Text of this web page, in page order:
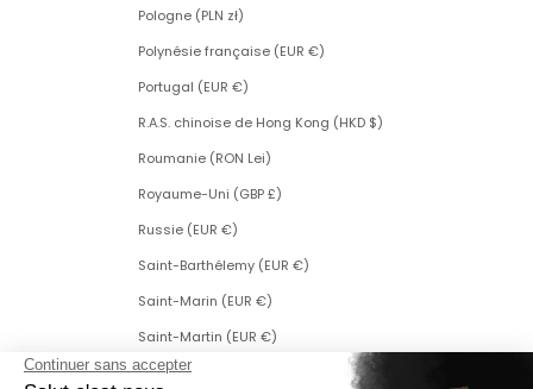
Pologne (PLN zł)
Polynésie française (EUR €)
Portugal (EUR €)
R.A.S. chinoise de Hong Kong (HKD $)
Roumanie (RON Lei)
Royaume-Uni (GBP £)
Russie (EUR €)
Saint-Barthélemy (EUR €)
Saint-Marin (EUR €)
Saint-Martin (EUR €)
Saint-Martin (partie néerlandaise) (ANG ƒ)